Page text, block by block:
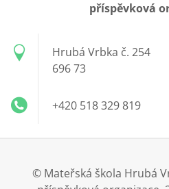
příspěvková
Hrubá Vrbka č. 254
696 73
+420 518 329 819
© Mateřská škola Hrubá